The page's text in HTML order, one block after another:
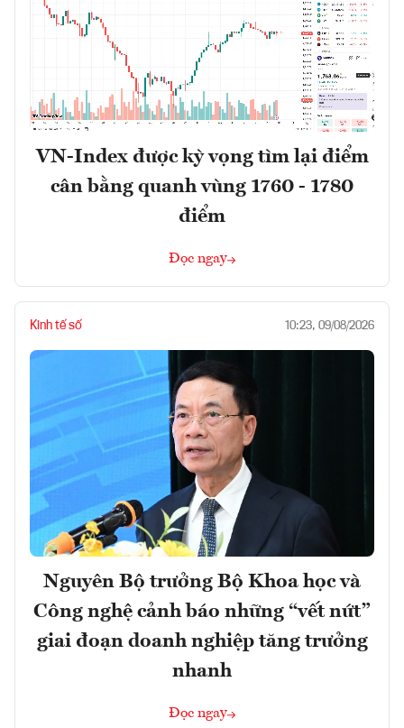
VN-Index được kỳ vọng tìm lại điểm
cân bằng quanh vùng 1760 - 1780
điểm
Đọc ngay
Kinh tế số 10:23, 09/08/2026
Nguyên Bộ trưởng Bộ Khoa học và
Công nghệ cảnh báo những “vết nứt”
giai đoạn doanh nghiệp tăng trưởng
nhanh
Đọc ngay